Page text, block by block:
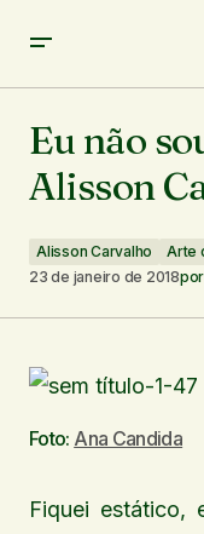
Eu não
Alisson
Alisson Carvalho Arte
23 de janeiro de 2018por
Foto: Ana Candida
Fiquei estático,